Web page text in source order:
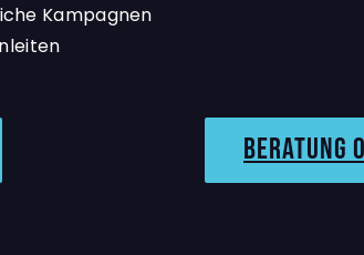
Kampagnen
Beratung